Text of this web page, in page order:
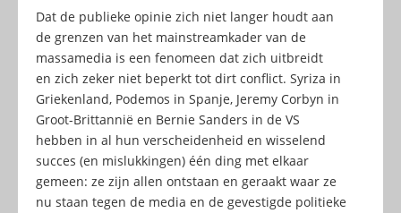
Dat de publieke opinie zich niet langer houdt aan
de grenzen van het mainstreamkader van de
massamedia is een fenomeen dat zich uitbreidt
en zich zeker niet beperkt tot dirt conflict. Syriza in
Griekenland, Podemos in Spanje, Jeremy Corbyn in
Groot-Brittannië en Bernie Sanders in de VS
hebben in al hun verscheidenheid en wisselend
succes (en mislukkingen) één ding met elkaar
gemeen: ze zijn allen ontstaan en geraakt waar ze
nu staan tegen de media en de gevestigde politieke